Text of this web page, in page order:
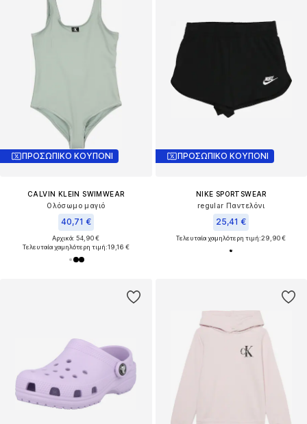
ΠΡΟΣΩΠΙΚΟ ΚΟΥΠΟΝΙ
CALVIN KLEIN SWIMWEAR
Ολόσωμο μαγιό
40,71 €
Αρχικά: 54,90 €
Τελευταία χαμηλότερη τιμή:19,16 €
ΠΡΟΣΩΠΙΚΟ ΚΟΥΠΟΝΙ
NIKE SPORTSWEAR
regular Παντελόνι
25,41 €
Τελευταία χαμηλότερη τιμή:29,90 €